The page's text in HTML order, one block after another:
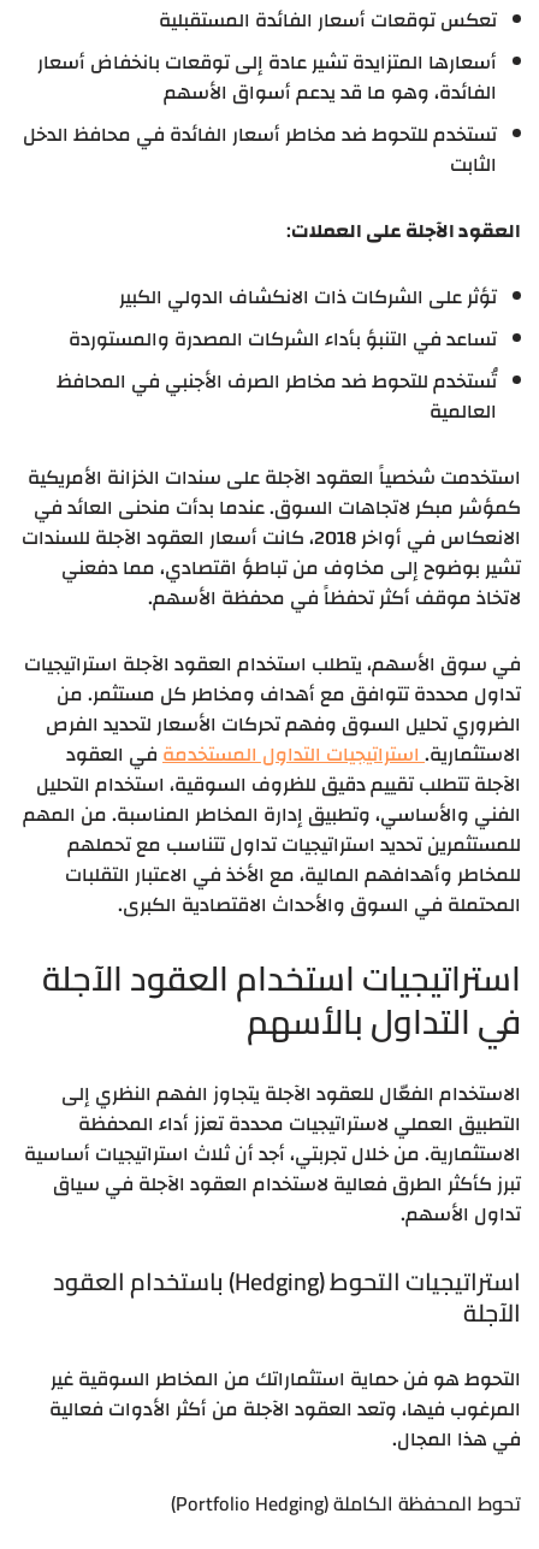
تعكس توقعات أسعار الفائدة المستقبلية
أسعارها المتزايدة تشير عادة إلى توقعات بانخفاض أسعار
الفائدة، وهو ما قد يدعم أسواق الأسهم
تستخدم للتحوط ضد مخاطر أسعار الفائدة في محافظ الدخل
الثابت
العقود الآجلة على العملات:
تؤثر على الشركات ذات الانكشاف الدولي الكبير
تساعد في التنبؤ بأداء الشركات المصدرة والمستوردة
تُستخدم للتحوط ضد مخاطر الصرف الأجنبي في المحافظ
العالمية
استخدمت شخصياً العقود الآجلة على سندات الخزانة الأمريكية
كمؤشر مبكر لاتجاهات السوق. عندما بدأت منحنى العائد في
الانعكاس في أواخر 2018، كانت أسعار العقود الآجلة للسندات
تشير بوضوح إلى مخاوف من تباطؤ اقتصادي، مما دفعني
لاتخاذ موقف أكثر تحفظاً في محفظة الأسهم.
في سوق الأسهم، يتطلب استخدام العقود الآجلة استراتيجيات
تداول محددة تتوافق مع أهداف ومخاطر كل مستثمر. من
الضروري تحليل السوق وفهم تحركات الأسعار لتحديد الفرص
الاستثمارية.استراتيجيات التداول المستخدمةفي العقود
الآجلة تتطلب تقييم دقيق للظروف السوقية، استخدام التحليل
الفني والأساسي، وتطبيق إدارة المخاطر المناسبة. من المهم
للمستثمرين تحديد استراتيجيات تداول تتناسب مع تحملهم
للمخاطر وأهدافهم المالية، مع الأخذ في الاعتبار التقلبات
المحتملة في السوق والأحداث الاقتصادية الكبرى.
استراتيجيات استخدام العقود الآجلة
في التداول بالأسهم
الاستخدام الفعّال للعقود الآجلة يتجاوز الفهم النظري إلى
التطبيق العملي لاستراتيجيات محددة تعزز أداء المحفظة
الاستثمارية. من خلال تجربتي، أجد أن ثلاث استراتيجيات أساسية
تبرز كأكثر الطرق فعالية لاستخدام العقود الآجلة في سياق
تداول الأسهم.
استراتيجيات التحوط (Hedging) باستخدام العقود
الآجلة
التحوط هو فن حماية استثماراتك من المخاطر السوقية غير
المرغوب فيها، وتعد العقود الآجلة من أكثر الأدوات فعالية
في هذا المجال.
تحوط المحفظة الكاملة (Portfolio Hedging)